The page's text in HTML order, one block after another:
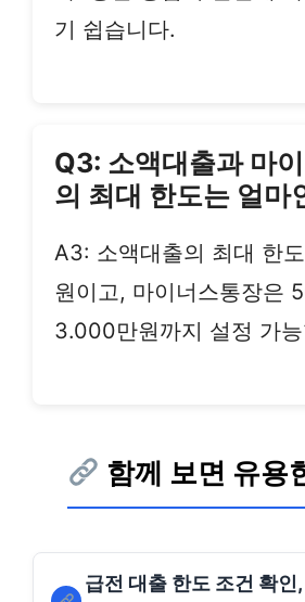
기 쉽습니다.
Q3: 소액대출과 마
의 최대 한도는 얼마
A3: 소액대출의 최대 한
원이고, 마이너스통장은
3.000만원까지 설정 가
함께 보면 유용
급전 대출 한도 조건 확인